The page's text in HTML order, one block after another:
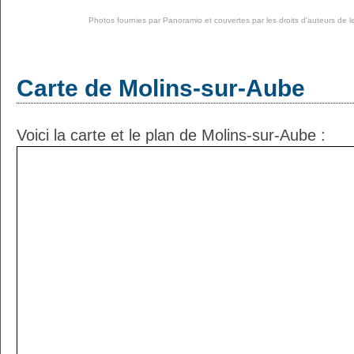
Photos fournies par Panoramio et couvertes par les droits d'auteurs de
Carte de Molins-sur-Aube
Voici la carte et le plan de Molins-sur-Aube :